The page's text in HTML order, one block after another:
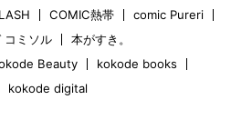
COMIC熱帯
comic Pureri
コミソル
本がすき。
Beauty
kokode books
kokode digital